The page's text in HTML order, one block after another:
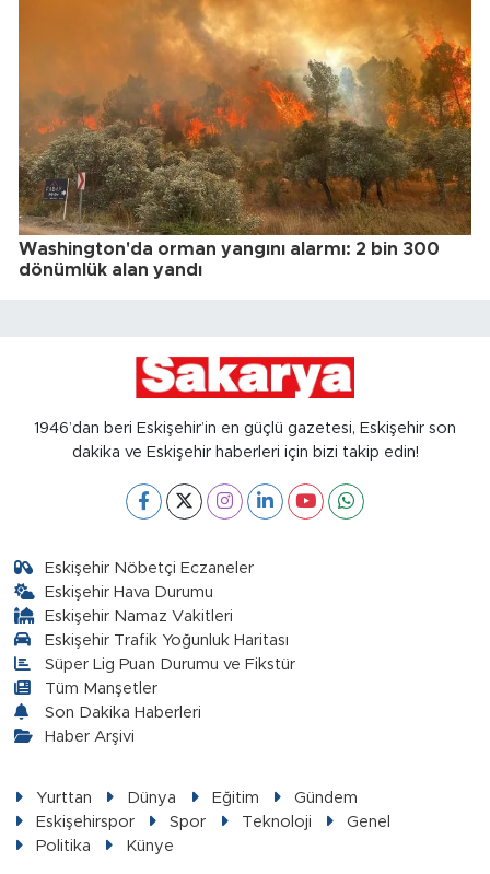
Washington'da orman yangını alarmı: 2 bin 300
dönümlük alan yandı
1946’dan beri Eskişehir’in en güçlü gazetesi, Eskişehir son
dakika ve Eskişehir haberleri için bizi takip edin!
Eskişehir Nöbetçi Eczaneler
Eskişehir Hava Durumu
Eskişehir Namaz Vakitleri
Eskişehir Trafik Yoğunluk Haritası
Süper Lig Puan Durumu ve Fikstür
Tüm Manşetler
Son Dakika Haberleri
Haber Arşivi
Yurttan Dünya Eğitim
Gündem
Eskişehirspor
Spor Teknoloji
Genel
Politika
Künye